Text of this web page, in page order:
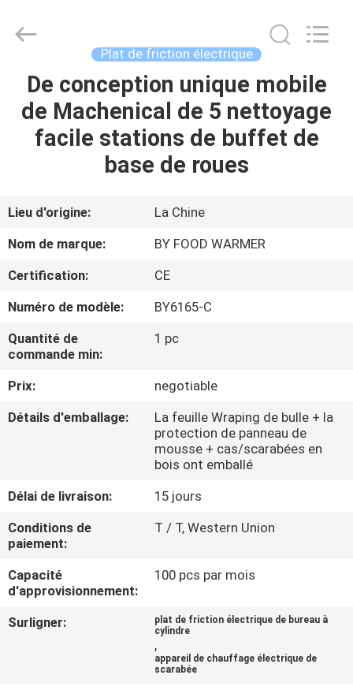
MAISON
PRODUITS
SUJET
DE
NOUS
VISITE
D'USINE
CONTRÔLE
DE
CONTACTEZ-
NOUS
DEMANDEZ
UNE
CITATION
Hardware
Products
Plat de friction électrique
De conception unique mobile
de Machenical de 5 nettoyage
facile stations de buffet de
base de roues
Lieu d'origine:
La Chine
Nom de marque:
BY FOOD WARMER
Certification:
CE
Numéro de modèle:
BY6165-C
Quantité de
commande min:
1 pc
Prix:
negotiable
Détails d'emballage:
La feuille Wraping de bulle + la
protection de panneau de
mousse + cas/scarabées en
bois ont emballé
Délai de livraison:
15 jours
Conditions de
paiement:
T / T, Western Union
Capacité
d'approvisionnement:
100 pcs par mois
Surligner:
plat de friction électrique de bureau à
cylindre
,
appareil de chauffage électrique de
scarabée